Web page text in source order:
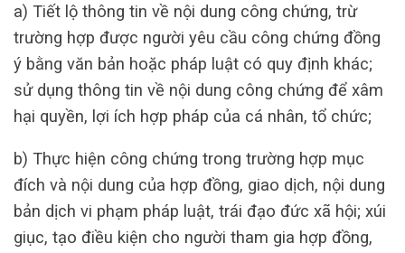
a) Tiết lộ thông tin về nội dung công chứng, trừ
trường hợp được người yêu cầu công chứng đồng
ý bằng văn bản hoặc pháp luật có quy định khác;
sử dụng thông tin về nội dung công chứng để xâm
hại quyền, lợi ích hợp pháp của cá nhân, tổ chức;
b) Thực hiện công chứng trong trường hợp mục
đích và nội dung của hợp đồng, giao dịch, nội dung
bản dịch vi phạm pháp luật, trái đạo đức xã hội; xúi
giục, tạo điều kiện cho người tham gia hợp đồng,